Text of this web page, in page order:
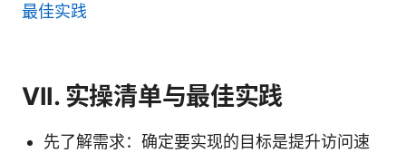
最佳实践
VII. 实操清单与最佳实践
先了解需求：确定要实现的目标是提升访问速